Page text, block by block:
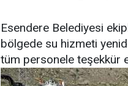
Esendere Belediyesi
bölgede su hizmeti
tüm personele teşekkür